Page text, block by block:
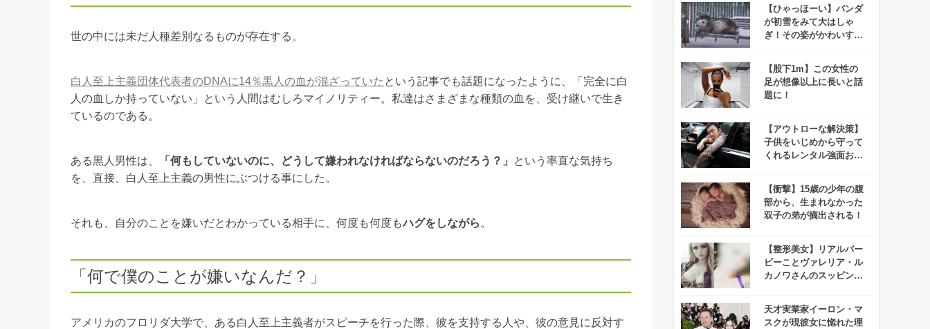
世の中には未だ人種差別なるものが存在する。
白人至上主義団体代表者のDNAに14％黒人の血が混ざっていた という記事でも話題になったように、「完全に白
人の血しか持っていない」という人間はむしろマイノリティー。私達はさまざまな種類の血を、受け継いで生き
ているのである。
ある黒人男性は、 「何もしていないのに、どうして嫌われなければならないのだろう？」
という率直な気持ち
を、直接、白人至上主義の男性にぶつける事にした。
それも、自分のことを嫌いだとわかっている相手に、何度も何度もハグをしながら 。
「何で僕のことが嫌いなんだ？」
アメリカのフロリダ大学で、ある白人至上主義者がスピーチを行った際、彼を支持する人や、彼の意見に反対す
【ひゃっほーい】パンダ
が初雪をみて大はしゃ
ぎ！その姿がかわいすぎ
【股下1m】この女性の
足が想像以上に長いと話
題に！
【アウトローな解決策】
子供をいじめから守って
くれるレンタル強面おじ
中！
【衝撃】15歳の少年の腹
部から、生まれなかった
双子の弟が摘出される！
【整形美女】リアルバー
ビーことヴァレリア・ル
カノワさんのスッピンが
けの皮を剥ぐつもりで見
てみたぞ！
天才実業家イーロン・マ
スクが現彼女に惚れた理